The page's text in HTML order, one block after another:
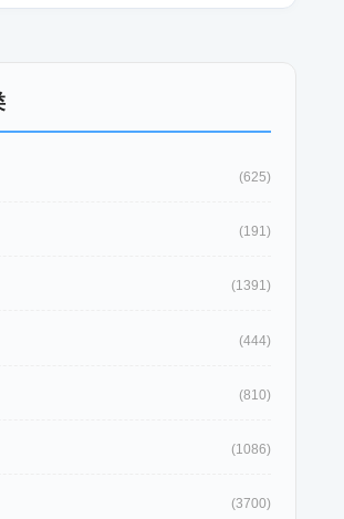
(625)
(191)
(1391)
(444)
(810)
(1086)
(3700)